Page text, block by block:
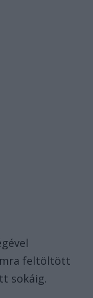
feltöltött
sokáig.